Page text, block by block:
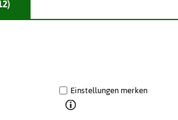
Einstellungen merken